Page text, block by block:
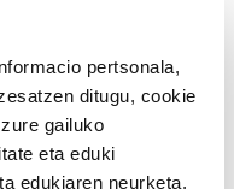
pertsonala,
ditugu, cookie
gailuko
eta eduki
edukiaren neurketa,